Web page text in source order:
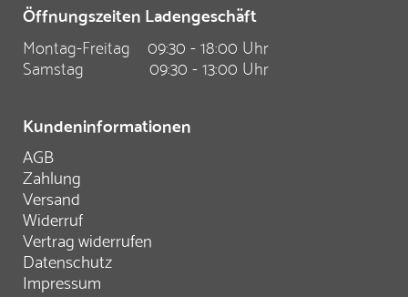
Öffnungszeiten Ladengeschäft
Montag-Freitag
09:30 - 18:00 Uhr
Samstag
09:30 - 13:00 Uhr
Kundeninformationen
AGB
Zahlung
Versand
Widerruf
Vertrag widerrufen
Datenschutz
Impressum